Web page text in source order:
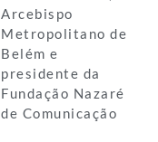
Arcebispo
Metropolitano de
Belém e
presidente da
Fundação Nazaré
de Comunicação